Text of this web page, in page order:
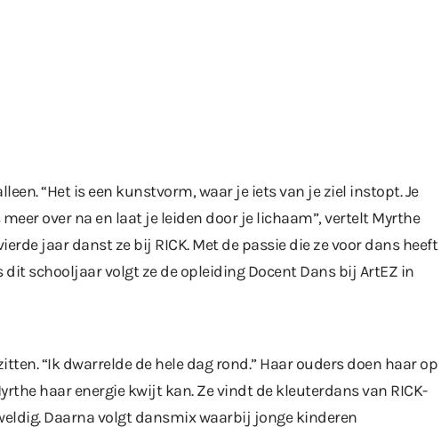
“Het is een kunstvorm, waar je iets van je ziel instopt. Je
over na en laat je leiden door je lichaam”, vertelt Myrthe
jaar danst ze bij RICK. Met de passie die ze voor dans heeft
dit schooljaar volgt ze de opleiding Docent Dans bij ArtEZ in
“Ik dwarrelde de hele dag rond.” Haar ouders doen haar op
haar energie kwijt kan. Ze vindt de kleuterdans van RICK-
Daarna volgt dansmix waarbij jonge kinderen